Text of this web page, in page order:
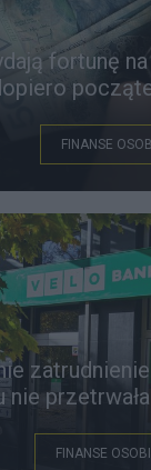
fortunę
FINANSE
nie przetrwała
FINANSE